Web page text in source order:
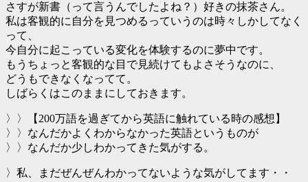
さすが新書（って言うんでしたよね？）好きの抹茶さん。
私は客観的に自分を見つめるっていうのは時々しかしてなく
って、
今自分に起こっている変化を体験するのに夢中です。
もうちょっと客観的な目で見続けてもよさそうなのに、
どうもできなくなってて。
しばらくはこのままにしておきます。
〉〉【200万語を過ぎてから英語に触れている時の感想】
〉〉なんだかよくわからなかった英語というものが
〉〉なんだか少しわかってきた気がする。
〉私、まだぜんぜんわかってないような気がしてます・・